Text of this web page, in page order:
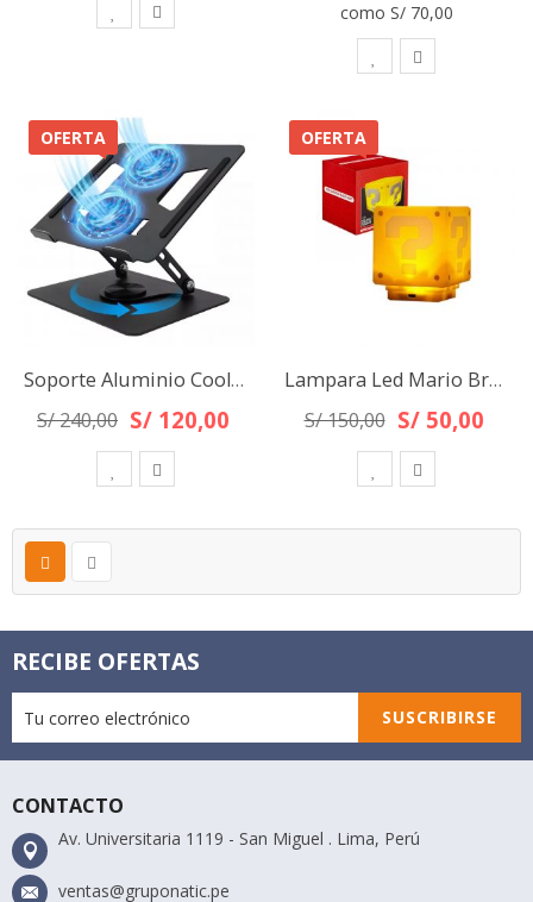
como S/ 70,00
OFERTA
Soporte Aluminio Cooler 360° Para Laptop Notebook Mac 11-18"
S/ 120,00
S/ 240,00
OFERTA
Lampara Led Mario Bros Color Amarillo Recargable Con Sonido
S/ 50,00
S/ 150,00
RECIBE OFERTAS
SUSCRIBIRSE
CONTACTO
Av. Universitaria 1119 - San Miguel . Lima, Perú
ventas@gruponatic.pe